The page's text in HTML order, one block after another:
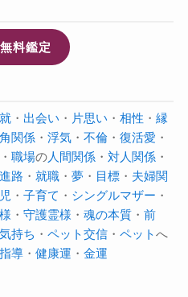
料鑑定
・ 出会い ・ 片思い ・ 相性 ・ 縁
関係・ 浮気・ 不倫・ 復活愛 ・
職場の人間関係・ 対人関係・
進路 ・ 就職・ 夢・ 目標・ 夫婦関
・ 子育て ・ シングルマザー ・
・ 守護霊様 ・ 魂の本質・ 前
持ち ・ ペット交信・ ペットへ
導・ 健康運 ・ 金運